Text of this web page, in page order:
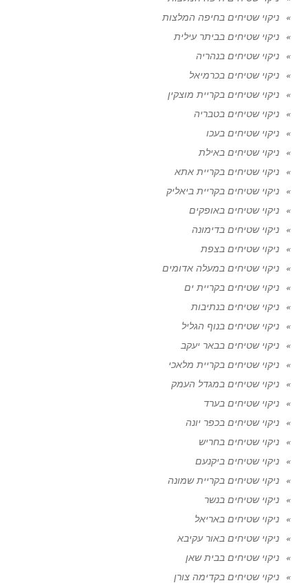
ניקוי שטיחים בחיפה המלצות
ניקוי שטיחים בביתר עילית
ניקוי שטיחים בנהריה
ניקוי שטיחים בכרמיאל
ניקוי שטיחים בקריית מוצקין
ניקוי שטיחים בטבריה
ניקוי שטיחים בעכו
ניקוי שטיחים באילת
ניקוי שטיחים בקריית אתא
ניקוי שטיחים בקריית ביאליק
ניקוי שטיחים באופקים
ניקוי שטיחים בדימונה
ניקוי שטיחים בצפת
ניקוי שטיחים במעלה אדומים
ניקוי שטיחים בקריית ים
ניקוי שטיחים בנתיבות
ניקוי שטיחים בנוף הגליל
ניקוי שטיחים בבאר יעקב
ניקוי שטיחים בקריית מלאכי
ניקוי שטיחים במגדל העמק
ניקוי שטיחים בערד
ניקוי שטיחים בכפר יונה
ניקוי שטיחים בחריש
ניקוי שטיחים ביקנעם
ניקוי שטיחים בקריית שמונה
ניקוי שטיחים בנשר
ניקוי שטיחים באריאל
ניקוי שטיחים באור עקיבא
ניקוי שטיחים בבית שאן
ניקוי שטיחים בקדימה צורן